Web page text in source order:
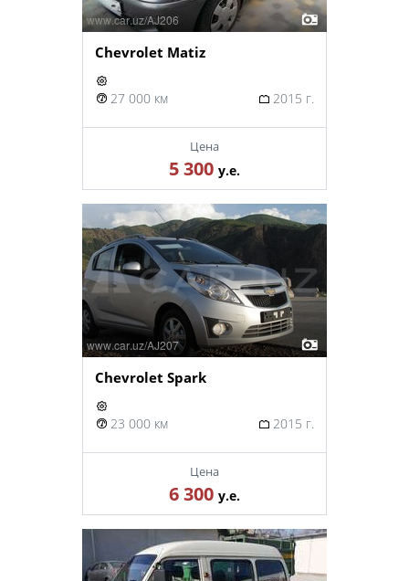
Chevrolet Matiz
27 000 км 2015 г.
Цена
5 300 у.е.
Chevrolet Spark
23 000 км 2015 г.
Цена
6 300 у.е.